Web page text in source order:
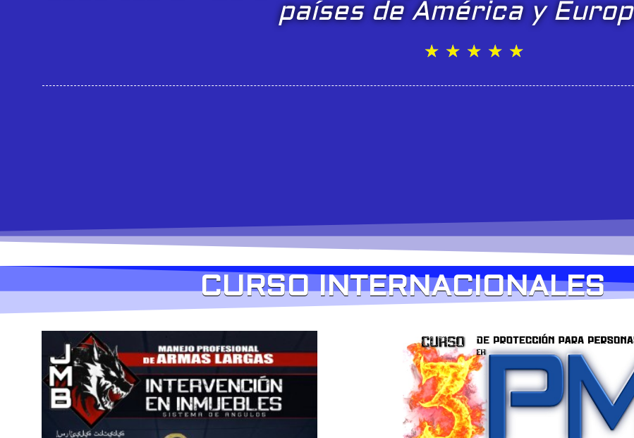
países de América y
★ ★ ★ ★ ★
CURSO INTERNACIONALES